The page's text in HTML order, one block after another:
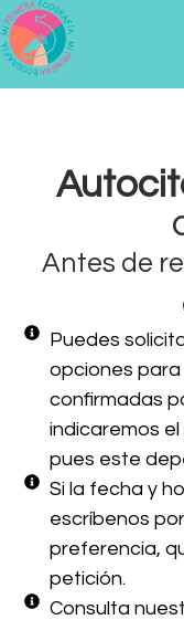
Antes de
Puedes
opciones para
confirmadas
indicaremos
pues este
Si la fecha y
escríbenos
preferencia,
petición.
Consulta